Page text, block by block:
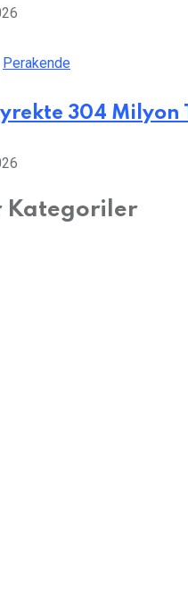
Perakende
304 Milyon
Kategoriler